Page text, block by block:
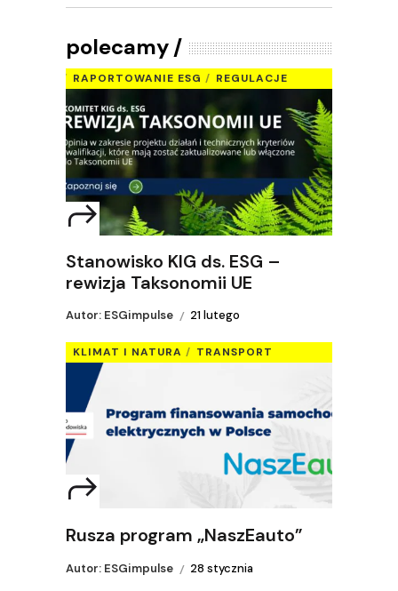
polecamy
RAPORTOWANIE ESG REGULACJE
Stanowisko KIG ds. ESG –
rewizja Taksonomii UE
Autor: ESGimpulse 21 lutego
KLIMAT I NATURA TRANSPORT
Rusza program „NaszEauto”
Autor: ESGimpulse 28 stycznia